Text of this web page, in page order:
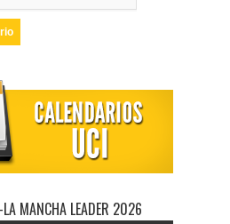
MANCHA LEADER 2026